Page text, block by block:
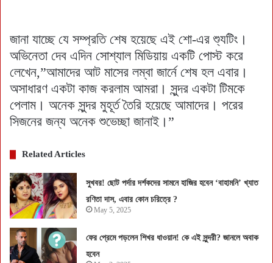
জানা যাচ্ছে যে সম্প্রতি শেষ হয়েছে এই শো-এর শ্যুটিং।
অভিনেতা দেব এদিন সোশ্যাল মিডিয়ায় একটি পোস্ট করে
লেখেন,”আমাদের আট মাসের লম্বা জার্নে শেষ হল এবার।
অসাধারণ একটা কাজ করলাম আমরা। সুন্দর একটা টিমকে
পেলাম। অনেক সুন্দর মুহূর্ত তৈরি হয়েছে আমাদের। পরের
সিজনের জন্য অনেক শুভেচ্ছা জানাই।”
Related Articles
সুখবর! ছোট পর্দার দর্শকদের সামনে হাজির হবেন ‘বাহামনি’ খ্যাত
রণিতা দাস, এবার কোন চরিত্রে ?
May 5, 2025
ফের প্রেমে পড়লেন শিখর ধাওয়ান! কে এই সুন্দরী? জানলে অবাক
হবেন